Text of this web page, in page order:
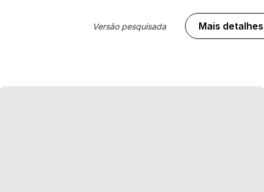
Versão pesquisada Mais detalhes